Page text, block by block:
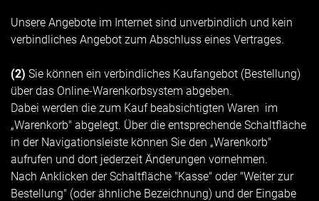
Unsere Angebote im Internet sind unverbindlich und kein
verbindliches Angebot zum Abschluss eines Vertrages.
(2) Sie können ein verbindliches Kaufangebot (Bestellung)
über das Online-Warenkorbsystem abgeben.
Dabei werden die zum Kauf beabsichtigten Waren im
„Warenkorb" abgelegt. Über die entsprechende Schaltfläche
in der Navigationsleiste können Sie den „Warenkorb"
aufrufen und dort jederzeit Änderungen vornehmen.
Nach Anklicken der Schaltfläche "Kasse" oder "Weiter zur
Bestellung" (oder ähnliche Bezeichnung) und der Eingabe